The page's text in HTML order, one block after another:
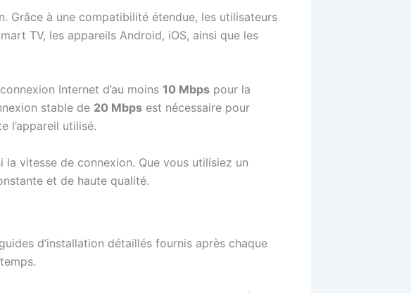
Grâce à une compatibilité étendue, les utilisateurs
TV, les appareils Android, iOS, ainsi que les
Internet d’au moins 10 Mbps pour la
stable de 20 Mbps est nécessaire pour
l’appareil utilisé.
vitesse de connexion. Que vous utilisiez un
et de haute qualité.
d’installation détaillés fournis après chaque